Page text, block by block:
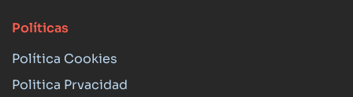
Políticas
Política Cookies
Politica Prvacidad